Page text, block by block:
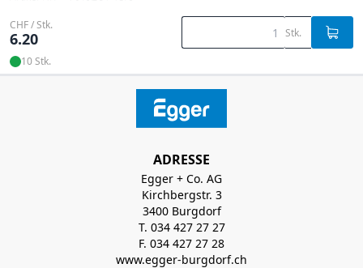
CHF / Stk.
6.20 Stk.
10 Stk.
ADRESSE
Egger + Co. AG
Kirchbergstr. 3
3400 Burgdorf
T. 034 427 27 27
F. 034 427 27 28
www.egger-burgdorf.ch